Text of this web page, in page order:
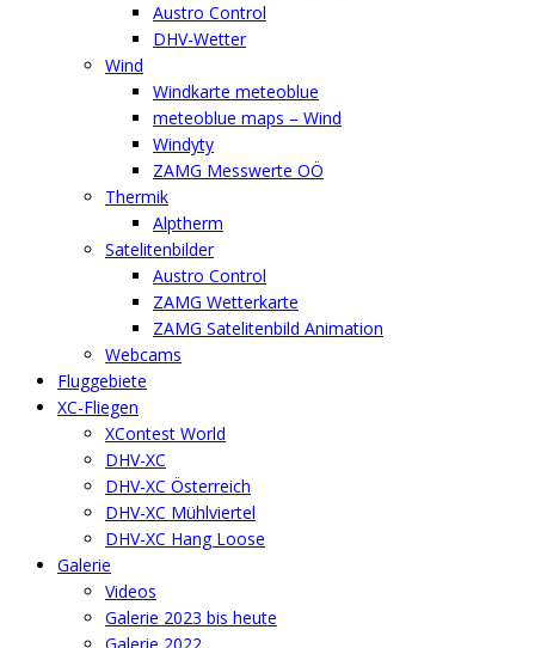
Austro Control
DHV-Wetter
Wind
Windkarte meteoblue
meteoblue maps – Wind
Windyty
ZAMG Messwerte OÖ
Thermik
Alptherm
Satelitenbilder
Austro Control
ZAMG Wetterkarte
ZAMG Satelitenbild Animation
Webcams
Fluggebiete
XC-Fliegen
XContest World
DHV-XC
DHV-XC Österreich
DHV-XC Mühlviertel
DHV-XC Hang Loose
Galerie
Videos
Galerie 2023 bis heute